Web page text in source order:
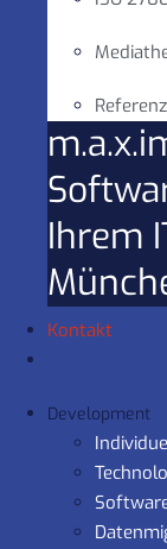
Ihrem
Kontakt
Development